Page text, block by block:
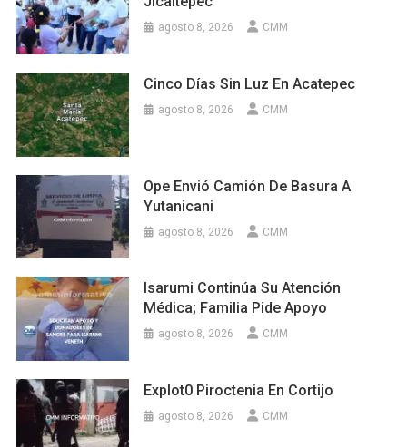
agosto 8, 2026 CMM
Cinco Días Sin Luz En Acatepec
agosto 8, 2026 CMM
Ope Envió Camión De Basura A
Yutanicani
agosto 8, 2026 CMM
Isarumi Continúa Su Atención
Médica; Familia Pide Apoyo
agosto 8, 2026 CMM
Explot0 Piroctenia En Cortijo
agosto 8, 2026 CMM